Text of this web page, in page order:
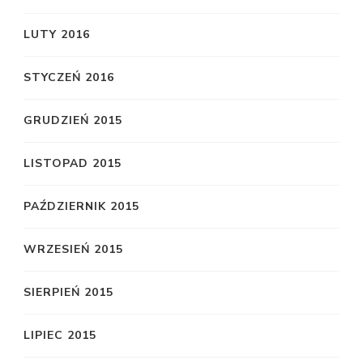
LUTY 2016
STYCZEŃ 2016
GRUDZIEŃ 2015
LISTOPAD 2015
PAŹDZIERNIK 2015
WRZESIEŃ 2015
SIERPIEŃ 2015
LIPIEC 2015